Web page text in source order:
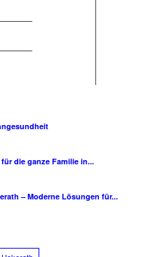
die ganze Familie in...
– Moderne Lösungen für...